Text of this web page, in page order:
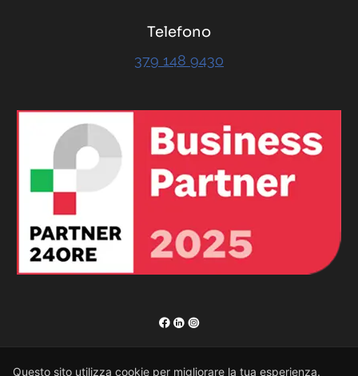
Questo sito utilizza cookie per migliorare la tua esperienza.
Telefono
379 148 9430
RENOR & Partners S.r.l.